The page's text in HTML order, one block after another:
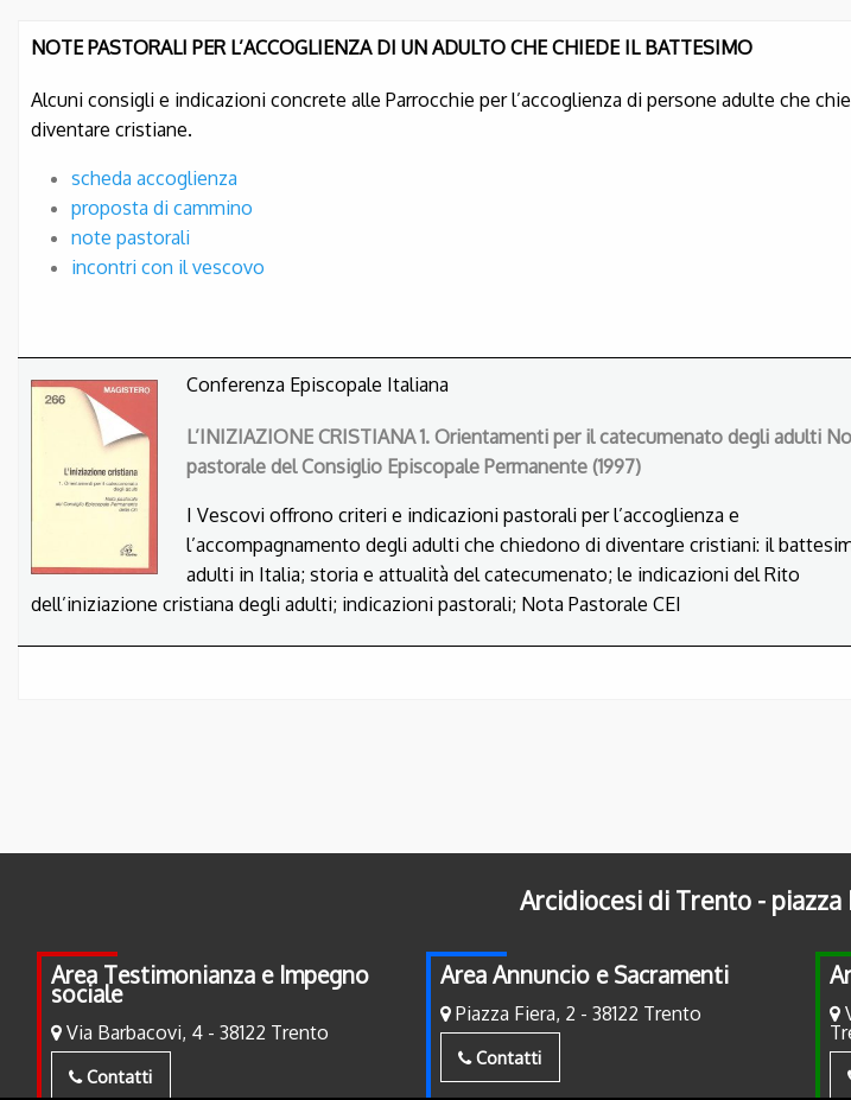
NOTE PASTORALI PER L’ACCOGLIENZA DI UN ADULTO CHE CHIEDE IL BATTESIMO
Alcuni consigli e indicazioni concrete alle Parrocchie per l’accoglienza di persone adulte che
diventare cristiane.
scheda accoglienza
proposta di cammino
note pastorali
incontri con il vescovo
Conferenza Episcopale Italiana
L’INIZIAZIONE CRISTIANA 1. Orientamenti per il catecumenato degli adulti
pastorale del Consiglio Episcopale Permanente (1997)
I Vescovi offrono criteri e indicazioni pastorali per l’accoglienza e
l’accompagnamento degli adulti che chiedono di diventare cristiani: il
adulti in Italia; storia e attualità del catecumenato; le indicazioni del Rito
dell’iniziazione cristiana degli adulti; indicazioni pastorali; Nota Pastorale CEI
Arcidiocesi di Trento - piazza
Area Testimonianza e Impegno
sociale
Via Barbacovi, 4 - 38122 Trento
Contatti
Area Annuncio e Sacramenti
Piazza Fiera, 2 - 38122 Trento
Contatti